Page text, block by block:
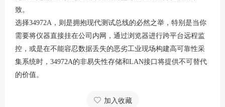
致。
选择34972A，则是拥抱现代测试总线的必然之举，特别是当你
需要将仪器直接挂在公司内网，通过浏览器进行跨平台远程监
控，或是在不能容忍数据丢失的恶劣工业现场构建高可靠性采
集系统时，34972A的非易失性存储和LAN接口将提供不可替代
的价值。
加入收藏